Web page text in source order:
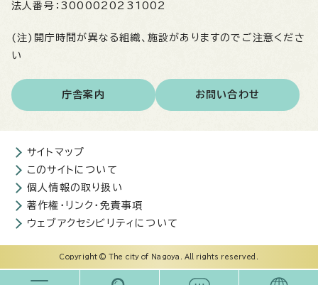
法人番号： 3000020231002
(注)開庁時間が異なる組織、施設がありますのでご注意くださ
い
庁舎案内 お問い合わせ
サイトマップ
このサイトについて
個人情報の取り扱い
著作権・リンク・免責事項
ウェブアクセシビリティについて
Copyright © The city of Nagoya. All rights reserved.